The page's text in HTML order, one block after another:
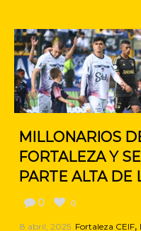
MILLONARIOS
FORTALEZA Y
PARTE ALTA DE
0 0
8 abril, 2025 Fortaleza CEIF,